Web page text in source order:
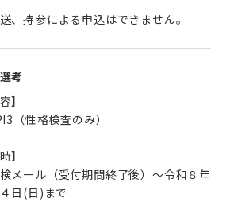
、持参による申込はできません。
考
】
（性格検査のみ）
】
検メール（受付期間終了後）～令和８年
日(日)まで